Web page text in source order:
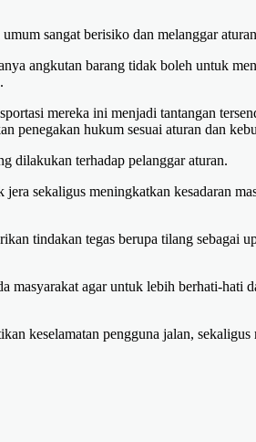
sangat berisiko dan melanggar
angkutan barang tidak boleh untuk
mereka ini menjadi tantangan
penegakan hukum sesuai aturan dan
dilakukan terhadap pelanggar aturan.
sekaligus meningkatkan kesadaran
tindakan tegas berupa tilang sebagai
masyarakat agar untuk lebih berhati-hati
keselamatan pengguna jalan,